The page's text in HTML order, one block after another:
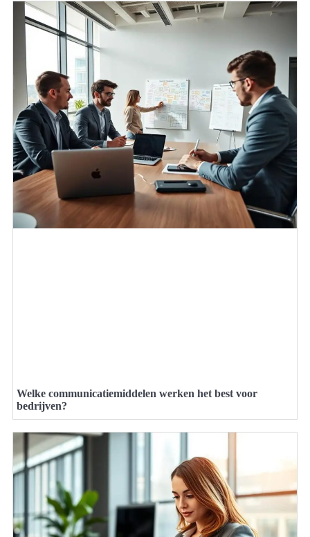
Welke communicatiemiddelen werken het best voor
bedrijven?